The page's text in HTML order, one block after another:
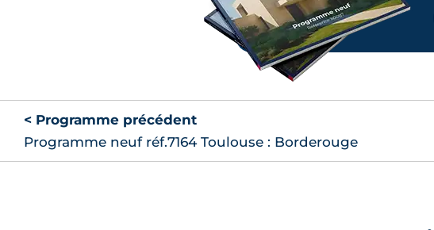
< Programme précédent
Programme neuf réf.7164 Toulouse : Borderouge